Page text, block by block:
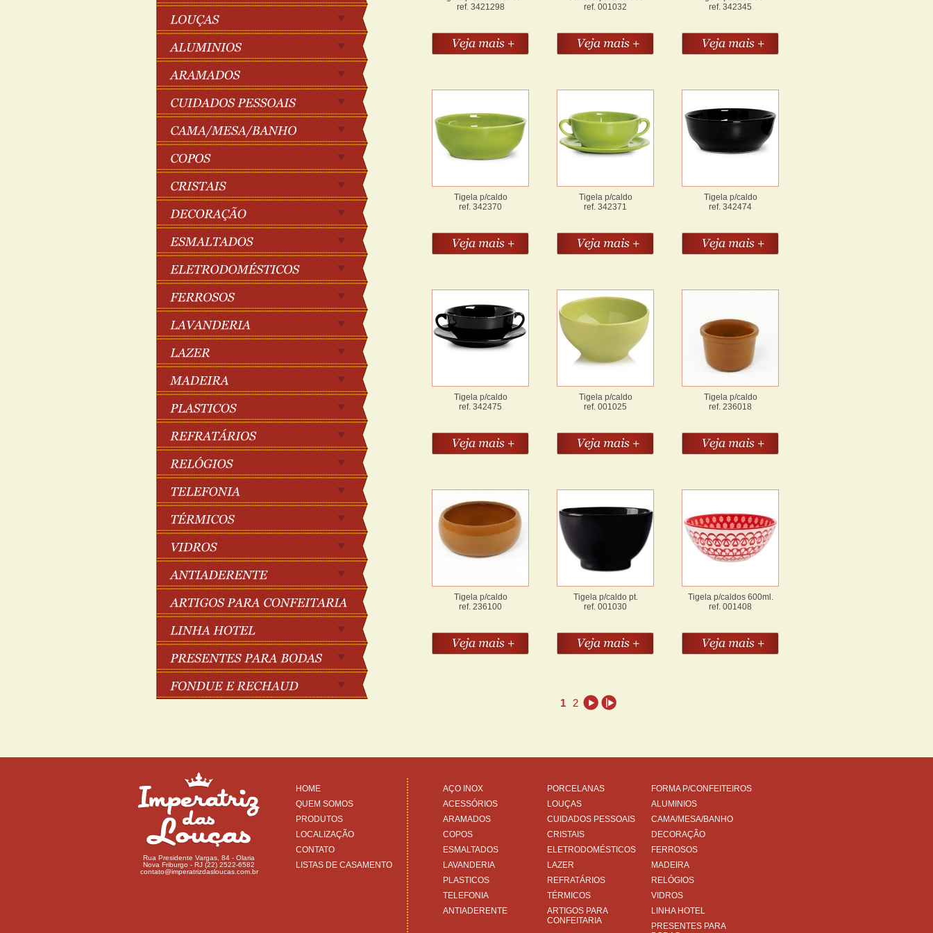
ref. 3421298
ref. 001032
ref. 342345
Tigela p/caldo
ref. 342370
Tigela p/caldo
ref. 342371
Tigela p/caldo
ref. 342474
Tigela p/caldo
ref. 342475
Tigela p/caldo
ref. 001025
Tigela p/caldo
ref. 236018
Tigela p/caldo
ref. 236100
Tigela p/caldo pt.
ref. 001030
Tigela p/caldos 600ml.
ref. 001408
1 2
Rua Presidente Vargas, 84 - Olaria
Nova Friburgo - RJ (22) 2522-6582
contato@imperatrizdasloucas.com.br
HOME
QUEM SOMOS
PRODUTOS
LOCALIZAÇÃO
CONTATO
LISTAS DE CASAMENTO
AÇO INOX PORCELANAS
FORMA P/CONFEITEIROS
ACESSÓRIOS
LOUÇAS
ALUMINIOS
ARAMADOS
CUIDADOS PESSOAIS
CAMA/MESA/BANHO
COPOS
CRISTAIS
DECORAÇÃO
ESMALTADOS
ELETRODOMÉSTICOS
FERROSOS
LAVANDERIA
LAZER
MADEIRA
PLASTICOS
REFRATÁRIOS
RELÓGIOS
TELEFONIA
TÉRMICOS
VIDROS
ANTIADERENTE
ARTIGOS PARA
CONFEITARIA
LINHA HOTEL
PRESENTES PARA